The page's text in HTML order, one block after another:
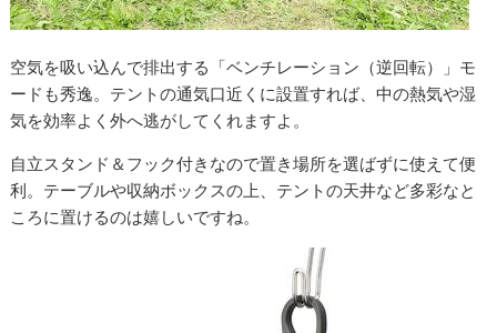
空気を吸い込んで排出する「ベンチレーション（逆回転）」モ
ードも秀逸。テントの通気口近くに設置すれば、中の熱気や湿
気を効率よく外へ逃がしてくれますよ。
自立スタンド＆フック付きなので置き場所を選ばずに使えて便
利。テーブルや収納ボックスの上、テントの天井など多彩なと
ころに置けるのは嬉しいですね。